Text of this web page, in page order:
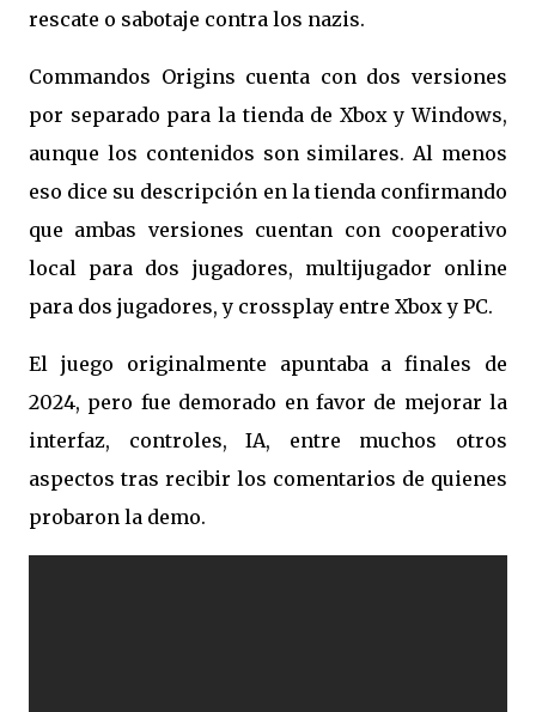
rescate o sabotaje contra los nazis.
Commandos Origins cuenta con dos versiones
por separado para la tienda de Xbox y Windows,
aunque los contenidos son similares. Al menos
eso dice su descripción en la tienda confirmando
que ambas versiones cuentan con cooperativo
local para dos jugadores, multijugador online
para dos jugadores, y crossplay entre Xbox y PC.
El juego originalmente apuntaba a finales de
2024, pero fue demorado en favor de mejorar la
interfaz, controles, IA, entre muchos otros
aspectos tras recibir los comentarios de quienes
probaron la demo.